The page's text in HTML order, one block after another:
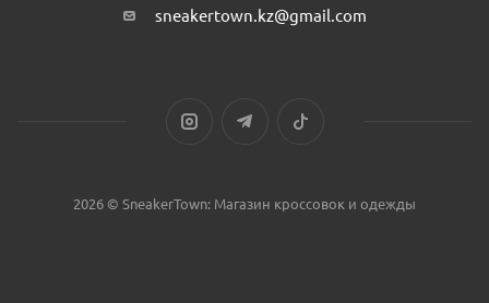
sneakertown.kz@gmail.com
2026 © SneakerTown: Магазин кроссовок и одежды